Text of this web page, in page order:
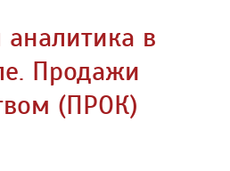
аналитика в
Продажи
(ПРОК)